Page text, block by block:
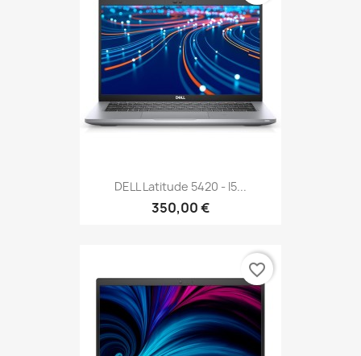
DELL Latitude 5420 - I5...
350,00 €
favorite_border